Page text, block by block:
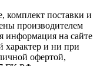
комплект поставки и
производителем
информация на сайте
характер и ни при
офертой,